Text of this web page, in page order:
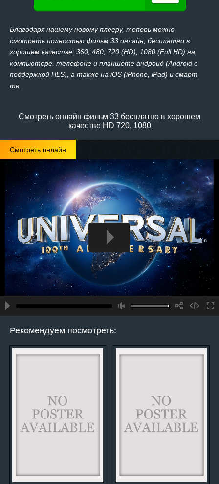
Благодаря нашему новому плееру, теперь можно
смотреть полностью фильм 33 онлайн, бесплатно в
хорошем качестве: 360, 480, 720 (HD), 1080 (Full HD) на
компьютере, телефоне и планшете андроид (Android с
поддержкой HLS), а также на iOS (iPhone, iPad) и смарт
тв.
Смотреть онлайн фильм 33 бесплатно в хорошем
качестве HD 720, 1080
Смотреть онлайн
Рекомендуем посмотреть: